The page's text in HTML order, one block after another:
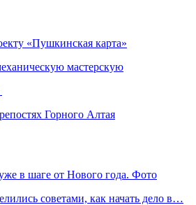
«Пушкинская карта»
мастерскую
Горного Алтая
в шаге от Нового года. Фото
советами, как начать дело в…